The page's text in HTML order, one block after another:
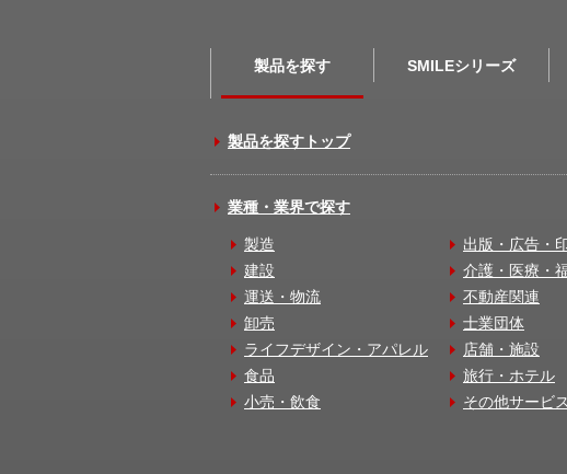
製品を探す SMILEシリーズ
製品を探すトップ
業種・業界で探す
製造
建設
運送・物流
卸売
ライフデザイン・アパレル
食品
小売・飲食
出版・広告・
介護・医療・
不動産関連
士業団体
店舗・施設
旅行・ホテル
その他サービス